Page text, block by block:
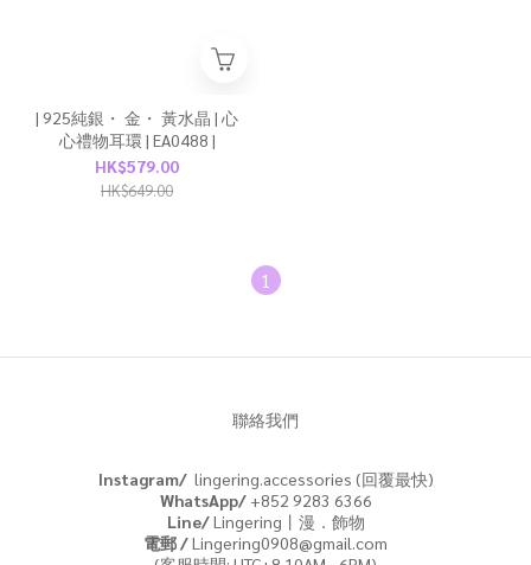
| 925純銀・ 金・ 黃水晶 | 心
心禮物耳環 | EA0488 |
HK$579.00
HK$649.00
1
聯絡我們
Instagram/ lingering.accessories (回覆最快)
WhatsApp/+852 9283 6366
Line/Lingering丨漫．飾物
電郵 /Lingering0908@gmail.com